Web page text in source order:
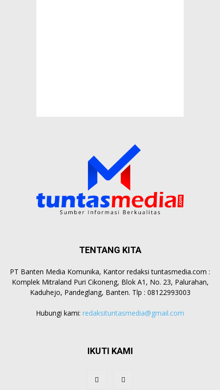
TENTANG KITA
PT Banten Media Komunika, Kantor redaksi tuntasmedia.com :
Komplek Mitraland Puri Cikoneng, Blok A1, No. 23, Palurahan,
Kaduhejo, Pandeglang, Banten. Tlp : 08122993003
Hubungi kami: redaksituntasmedia@gmail.com
IKUTI KAMI